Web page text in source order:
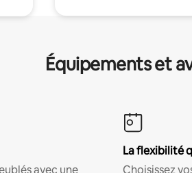
Équipements et
avec une
La flexibilité
Choisissez